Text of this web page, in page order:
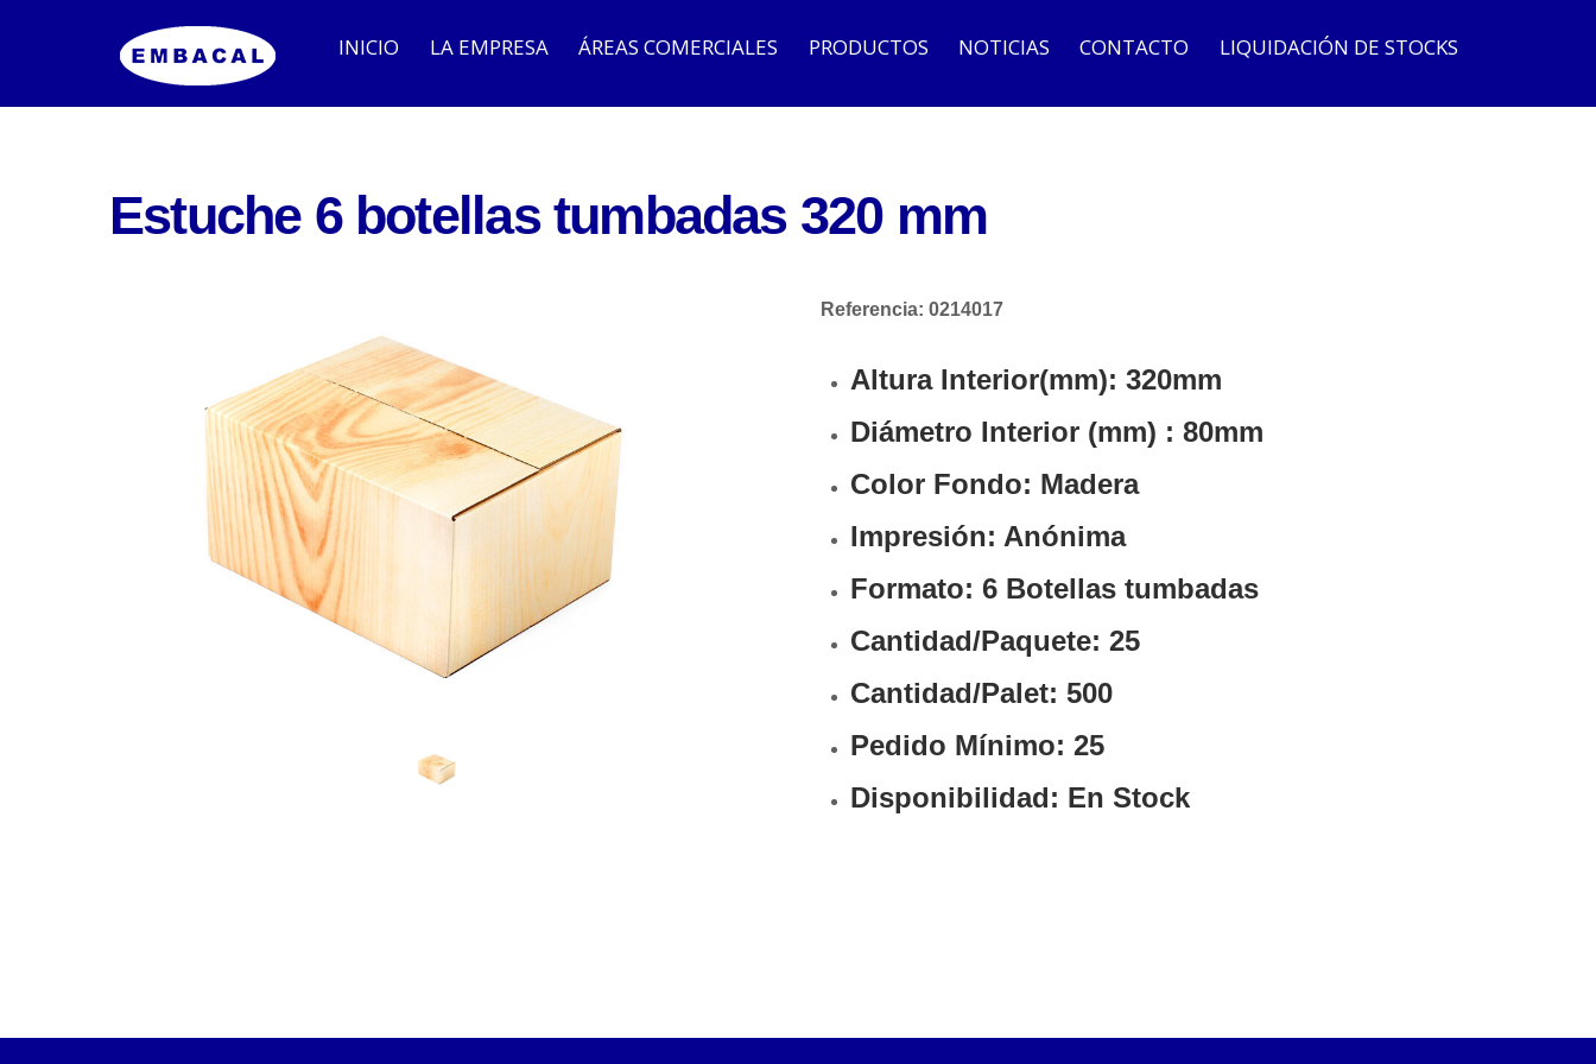
INICIO LA EMPRESA ÁREAS COMERCIALES PRODUCTOS NOTICIAS CONTACTO LIQUIDACIÓN DE STOCKS
Estuche 6 botellas tumbadas 320 mm
Referencia: 0214017
Altura Interior(mm): 320mm
Diámetro Interior (mm) : 80mm
Color Fondo: Madera
Impresión: Anónima
Formato: 6 Botellas tumbadas
Cantidad/Paquete: 25
Cantidad/Palet: 500
Pedido Mínimo: 25
Disponibilidad: En Stock